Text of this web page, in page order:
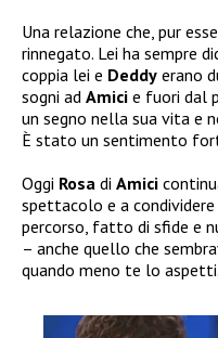
Una relazione che, pur
rinnegato. Lei ha sempre
coppia lei e Deddy erano
sogni ad Amici e fuori dal
un segno nella sua vita e
È stato un sentimento
Oggi Rosa di Amici
spettacolo e a
percorso, fatto di sfide e
– anche quello che
quando meno te lo aspetti.